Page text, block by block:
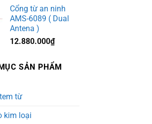
Cổng từ an ninh
AMS-6089 ( Dual
Antena )
12.880.000₫
SẢN PHẨM
từ
kim loại